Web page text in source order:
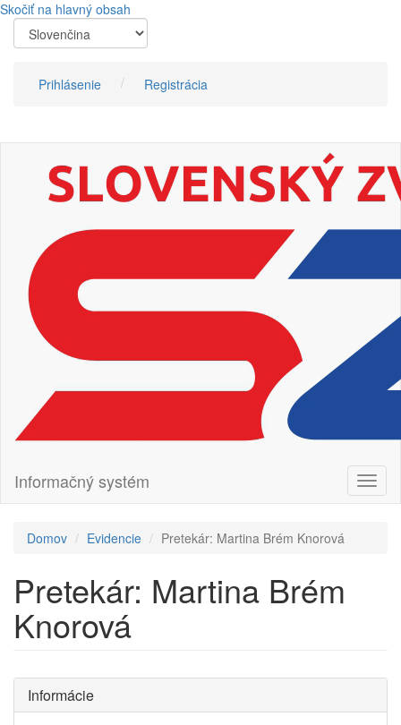
Skočiť na hlavný obsah
Prihlásenie Registrácia
Informačný systém
Domov Evidencie Pretekár: Martina Brém Knorová
Pretekár: Martina Brém
Knorová
Informácie